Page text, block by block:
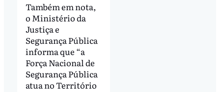
Também em nota,
o Ministério da
Justiça e
Segurança Pública
informa que “a
Força Nacional de
Segurança Pública
atua no Território